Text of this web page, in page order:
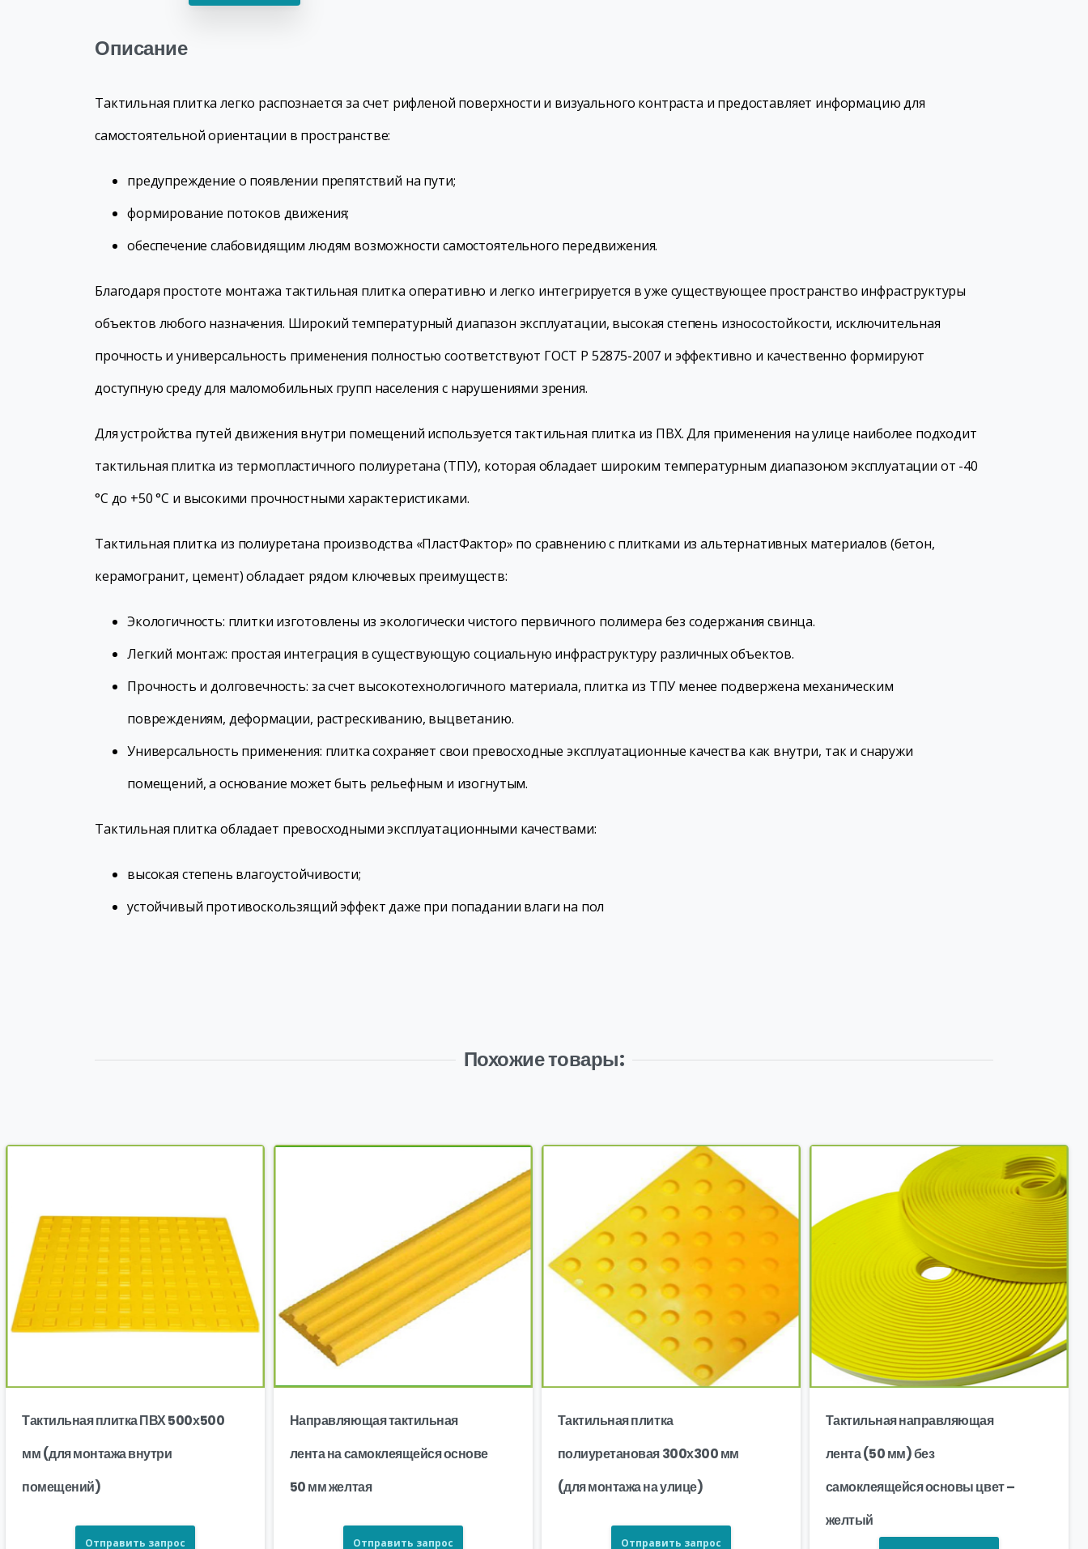
Описание
Тактильная плитка легко распознается за счет рифленой поверхности и визуального контраста и предоставляет информацию для
самостоятельной ориентации в пространстве:
предупреждение о появлении препятствий на пути;
формирование потоков движения;
обеспечение слабовидящим людям возможности самостоятельного передвижения.
Благодаря простоте монтажа тактильная плитка оперативно и легко интегрируется в уже существующее пространство инфраструктуры
объектов любого назначения. Широкий температурный диапазон эксплуатации, высокая степень износостойкости, исключительная
прочность и универсальность применения полностью соответствуют ГОСТ Р 52875-2007 и эффективно и качественно формируют
доступную среду для маломобильных групп населения с нарушениями зрения.
Для устройства путей движения внутри помещений используется тактильная плитка из ПВХ. Для применения на улице наиболее подходит
тактильная плитка из термопластичного полиуретана (ТПУ), которая обладает широким температурным диапазоном эксплуатации от -40
°С до +50 °С и высокими прочностными характеристиками.
Тактильная плитка из полиуретана производства «ПластФактор» по сравнению с плитками из альтернативных материалов (бетон,
керамогранит, цемент) обладает рядом ключевых преимуществ:
Экологичность: плитки изготовлены из экологически чистого первичного полимера без содержания свинца.
Легкий монтаж: простая интеграция в существующую социальную инфраструктуру различных объектов.
Прочность и долговечность: за счет высокотехнологичного материала, плитка из ТПУ менее подвержена механическим
повреждениям, деформации, растрескиванию, выцветанию.
Универсальность применения: плитка сохраняет свои превосходные эксплуатационные качества как внутри, так и снаружи
помещений, а основание может быть рельефным и изогнутым.
Тактильная плитка обладает превосходными эксплуатационными качествами:
высокая степень влагоустойчивости;
устойчивый противоскользящий эффект даже при попадании влаги на пол
Похожие товары:
Тактильная плитка ПВХ 500х500
мм (для монтажа внутри
помещений)
Отправить запрос
Направляющая тактильная
лента на самоклеящейся основе
50 мм желтая
Отправить запрос
Тактильная плитка
полиуретановая 300х300 мм
(для монтажа на улице)
Отправить запрос
Тактильная направляющая
лента (50 мм) без
самоклеящейся основы цвет –
желтый